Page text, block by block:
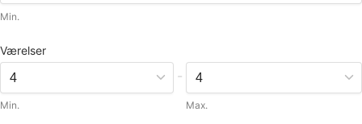
Min.
Værelser
Min.
-
Max.